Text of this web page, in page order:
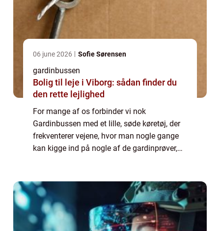
06 june 2026 Sofie Sørensen
gardinbussen
Bolig til leje i Viborg: sådan finder du
den rette lejlighed
For mange af os forbinder vi nok
Gardinbussen med et lille, søde køretøj, der
frekventerer vejene, hvor man nogle gange
kan kigge ind på nogle af de gardinprøver,